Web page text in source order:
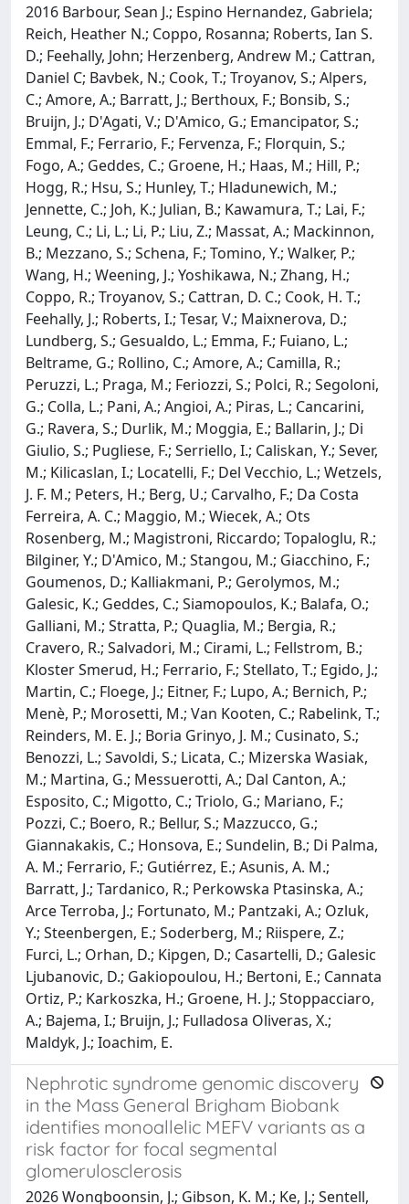
2016 Barbour, Sean J.; Espino Hernandez, Gabriela;
Reich, Heather N.; Coppo, Rosanna; Roberts, Ian S.
D.; Feehally, John; Herzenberg, Andrew M.; Cattran,
Daniel C; Bavbek, N.; Cook, T.; Troyanov, S.; Alpers,
C.; Amore, A.; Barratt, J.; Berthoux, F.; Bonsib, S.;
Bruijn, J.; D'Agati, V.; D'Amico, G.; Emancipator, S.;
Emmal, F.; Ferrario, F.; Fervenza, F.; Florquin, S.;
Fogo, A.; Geddes, C.; Groene, H.; Haas, M.; Hill, P.;
Hogg, R.; Hsu, S.; Hunley, T.; Hladunewich, M.;
Jennette, C.; Joh, K.; Julian, B.; Kawamura, T.; Lai, F.;
Leung, C.; Li, L.; Li, P.; Liu, Z.; Massat, A.; Mackinnon,
B.; Mezzano, S.; Schena, F.; Tomino, Y.; Walker, P.;
Wang, H.; Weening, J.; Yoshikawa, N.; Zhang, H.;
Coppo, R.; Troyanov, S.; Cattran, D. C.; Cook, H. T.;
Feehally, J.; Roberts, I.; Tesar, V.; Maixnerova, D.;
Lundberg, S.; Gesualdo, L.; Emma, F.; Fuiano, L.;
Beltrame, G.; Rollino, C.; Amore, A.; Camilla, R.;
Peruzzi, L.; Praga, M.; Feriozzi, S.; Polci, R.; Segoloni,
G.; Colla, L.; Pani, A.; Angioi, A.; Piras, L.; Cancarini,
G.; Ravera, S.; Durlik, M.; Moggia, E.; Ballarin, J.; Di
Giulio, S.; Pugliese, F.; Serriello, I.; Caliskan, Y.; Sever,
M.; Kilicaslan, I.; Locatelli, F.; Del Vecchio, L.; Wetzels,
J. F. M.; Peters, H.; Berg, U.; Carvalho, F.; Da Costa
Ferreira, A. C.; Maggio, M.; Wiecek, A.; Ots
Rosenberg, M.; Magistroni, Riccardo; Topaloglu, R.;
Bilginer, Y.; D'Amico, M.; Stangou, M.; Giacchino, F.;
Goumenos, D.; Kalliakmani, P.; Gerolymos, M.;
Galesic, K.; Geddes, C.; Siamopoulos, K.; Balafa, O.;
Galliani, M.; Stratta, P.; Quaglia, M.; Bergia, R.;
Cravero, R.; Salvadori, M.; Cirami, L.; Fellstrom, B.;
Kloster Smerud, H.; Ferrario, F.; Stellato, T.; Egido, J.;
Martin, C.; Floege, J.; Eitner, F.; Lupo, A.; Bernich, P.;
Menè, P.; Morosetti, M.; Van Kooten, C.; Rabelink, T.;
Reinders, M. E. J.; Boria Grinyo, J. M.; Cusinato, S.;
Benozzi, L.; Savoldi, S.; Licata, C.; Mizerska Wasiak,
M.; Martina, G.; Messuerotti, A.; Dal Canton, A.;
Esposito, C.; Migotto, C.; Triolo, G.; Mariano, F.;
Pozzi, C.; Boero, R.; Bellur, S.; Mazzucco, G.;
Giannakakis, C.; Honsova, E.; Sundelin, B.; Di Palma,
A. M.; Ferrario, F.; Gutiérrez, E.; Asunis, A. M.;
Barratt, J.; Tardanico, R.; Perkowska Ptasinska, A.;
Arce Terroba, J.; Fortunato, M.; Pantzaki, A.; Ozluk,
Y.; Steenbergen, E.; Soderberg, M.; Riispere, Z.;
Furci, L.; Orhan, D.; Kipgen, D.; Casartelli, D.; Galesic
Ljubanovic, D.; Gakiopoulou, H.; Bertoni, E.; Cannata
Ortiz, P.; Karkoszka, H.; Groene, H. J.; Stoppacciaro,
A.; Bajema, I.; Bruijn, J.; Fulladosa Oliveras, X.;
Maldyk, J.; Ioachim, E.
Nephrotic syndrome genomic discovery
in the Mass General Brigham Biobank
identifies monoallelic MEFV variants as a
risk factor for focal segmental
glomerulosclerosis
2026 Wongboonsin, J.; Gibson, K. M.; Ke, J.; Sentell,